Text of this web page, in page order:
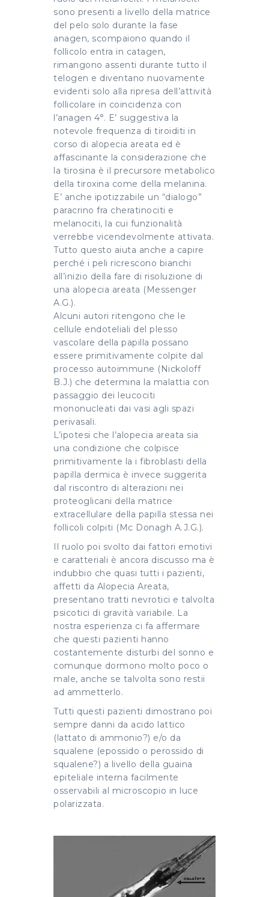
sono presenti a livello della matrice
del pelo solo durante la fase
anagen, scompaiono quando il
follicolo entra in catagen,
rimangono assenti durante tutto il
telogen e diventano nuovamente
evidenti solo alla ripresa dell’attività
follicolare in coincidenza con
l’anagen 4°. E’ suggestiva la
notevole frequenza di tiroiditi in
corso di alopecia areata ed è
affascinante la considerazione che
la tirosina è il precursore metabolico
della tiroxina come della melanina.
E’ anche ipotizzabile un “dialogo”
paracrino fra cheratinociti e
melanociti, la cui funzionalità
verrebbe vicendevolmente attivata.
Tutto questo aiuta anche a capire
perché i peli ricrescono bianchi
all’inizio della fare di risoluzione di
una alopecia areata (Messenger
A.G.).
Alcuni autori ritengono che le
cellule endoteliali del plesso
vascolare della papilla possano
essere primitivamente colpite dal
processo autoimmune (Nickoloff
B.J.) che determina la malattia con
passaggio dei leucociti
mononucleati dai vasi agli spazi
perivasali.
L’ipotesi che l’alopecia areata sia
una condizione che colpisce
primitivamente la i fibroblasti della
papilla dermica è invece suggerita
dal riscontro di alterazioni nei
proteoglicani della matrice
extracellulare della papilla stessa nei
follicoli colpiti (Mc Donagh A.J.G.).
Il ruolo poi svolto dai fattori emotivi
e caratteriali è ancora discusso ma è
indubbio che quasi tutti i pazienti,
affetti da Alopecia Areata,
presentano tratti nevrotici e talvolta
psicotici di gravità variabile. La
nostra esperienza ci fa affermare
che questi pazienti hanno
costantemente disturbi del sonno e
comunque dormono molto poco o
male, anche se talvolta sono restii
ad ammetterlo.
Tutti questi pazienti dimostrano poi
sempre danni da acido lattico
(lattato di ammonio?) e/o da
squalene (epossido o perossido di
squalene?) a livello della guaina
epiteliale interna facilmente
osservabili al microscopio in luce
polarizzata.